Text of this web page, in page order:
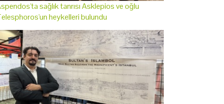
sağlık tanrısı Asklepios ve oğlu
heykelleri bulundu